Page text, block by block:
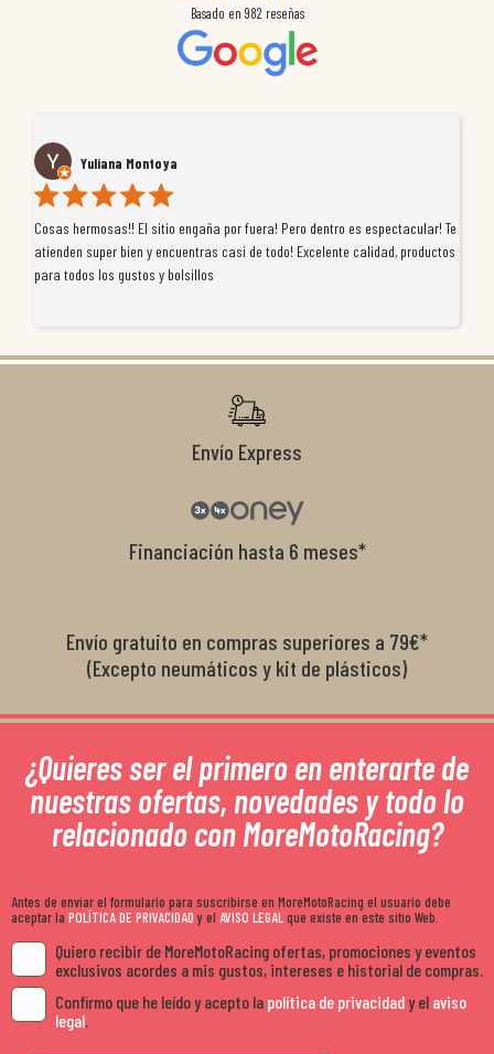
Basado en 982 reseñas
Yuliana Montoya
Cosas hermosas!! El sitio engaña por fuera! Pero dentro es espectacular! Te
atienden super bien y encuentras casi de todo! Excelente calidad, productos
para todos los gustos y bolsillos
Envío Express
Financiación hasta 6 meses*
Envío gratuito en compras superiores a 79€*
(Excepto neumáticos y kit de plásticos)
¿Quieres ser el primero en enterarte de
nuestras ofertas, novedades y todo lo
relacionado con MoreMotoRacing?
Antes de enviar el formulario para suscribirse en MoreMotoRacing el usuario debe
aceptar la POLÍTICA DE PRIVACIDADy el AVISO LEGALque existe en este sitio Web.
Quiero recibir de MoreMotoRacing ofertas, promociones y eventos
exclusivos acordes a mis gustos, intereses e historial de compras.
Confirmo que he leído y acepto la política de privacidady el aviso
legal.